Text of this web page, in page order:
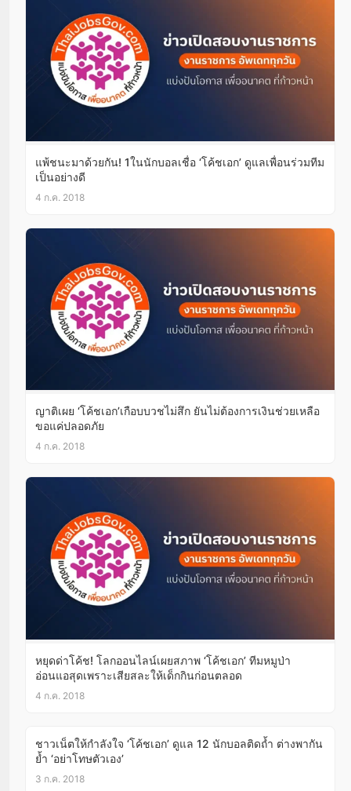
แพ้ชนะมาด้วยกัน! 1ในนักบอลเชื่อ ‘โค้ชเอก’ ดูแลเพื่อนร่วมทีม
เป็นอย่างดี
4 ก.ค. 2018
ญาติเผย ‘โค้ชเอก’เกือบบวชไม่สึก ยันไม่ต้องการเงินช่วยเหลือ
ขอแค่ปลอดภัย
4 ก.ค. 2018
หยุดด่าโค้ช! โลกออนไลน์เผยสภาพ ‘โค้ชเอก’ ทีมหมูป่า
อ่อนแอสุดเพราะเสียสละให้เด็กกินก่อนตลอด
4 ก.ค. 2018
ชาวเน็ตให้กำลังใจ ‘โค้ชเอก’ ดูแล 12 นักบอลติดถ้ำ ต่างพากัน
ย้ำ ‘อย่าโทษตัวเอง’
3 ก.ค. 2018